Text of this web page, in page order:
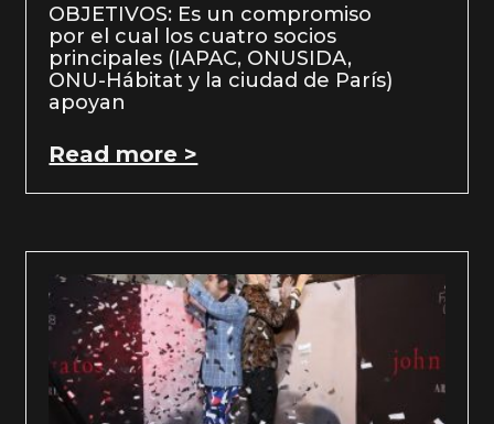
OBJETIVOS: Es un compromiso
por el cual los cuatro socios
principales (IAPAC, ONUSIDA,
ONU-Hábitat y la ciudad de París)
apoyan
Read more >